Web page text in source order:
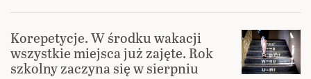
Korepetycje. W środku wakacji
wszystkie miejsca już zajęte. Rok
szkolny zaczyna się w sierpniu